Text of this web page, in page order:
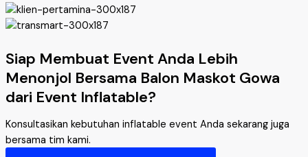
Siap Membuat Event Anda Lebih
Menonjol Bersama Balon Maskot Gowa
dari Event Inflatable?
Konsultasikan kebutuhan inflatable event Anda sekarang juga
bersama tim kami.